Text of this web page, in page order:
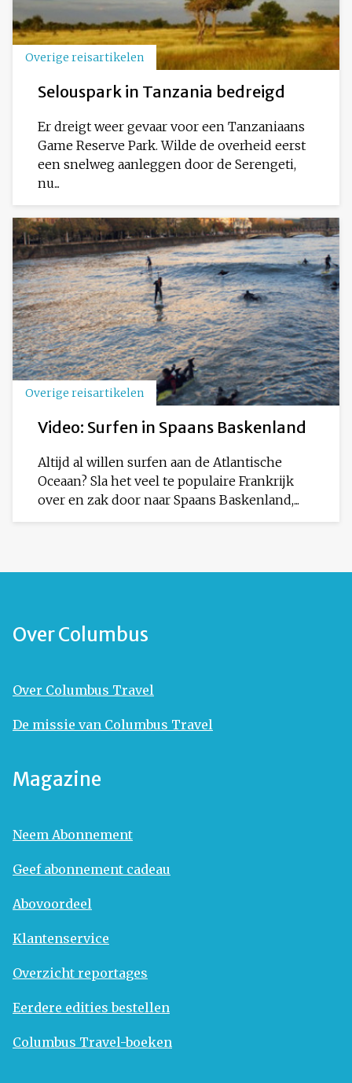
Overige reisartikelen
Selouspark in Tanzania bedreigd
Er dreigt weer gevaar voor een Tanzaniaans
Game Reserve Park. Wilde de overheid eerst
een snelweg aanleggen door de Serengeti,
nu...
Overige reisartikelen
Video: Surfen in Spaans Baskenland
Altijd al willen surfen aan de Atlantische
Oceaan? Sla het veel te populaire Frankrijk
over en zak door naar Spaans Baskenland,...
Over Columbus
Over Columbus Travel
De missie van Columbus Travel
Magazine
Neem Abonnement
Geef abonnement cadeau
Abovoordeel
Klantenservice
Overzicht reportages
Eerdere edities bestellen
Columbus Travel-boeken